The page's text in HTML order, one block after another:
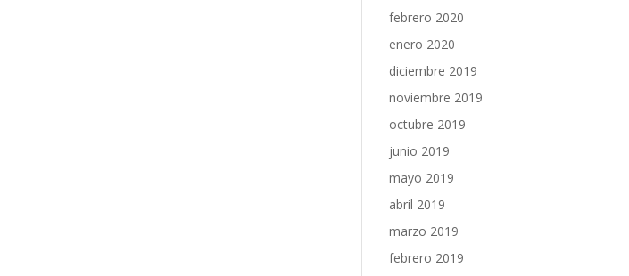
febrero 2020
enero 2020
diciembre 2019
noviembre 2019
octubre 2019
junio 2019
mayo 2019
abril 2019
marzo 2019
febrero 2019